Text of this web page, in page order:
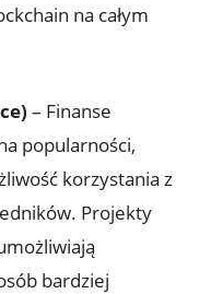
na całym
– Finanse‌
popularności,​
korzystania⁤ z
Projekty
bardziej